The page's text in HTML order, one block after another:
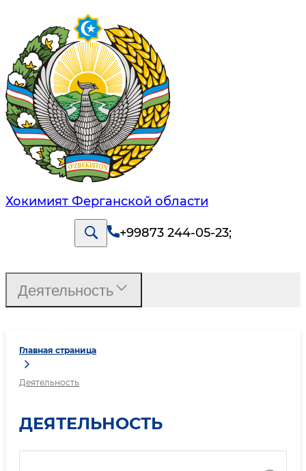
Хокимият Ферганской области
+99873 244-05-23;
Главная страница
Деятельность
ДЕЯТЕЛЬНОСТЬ
Деятельность